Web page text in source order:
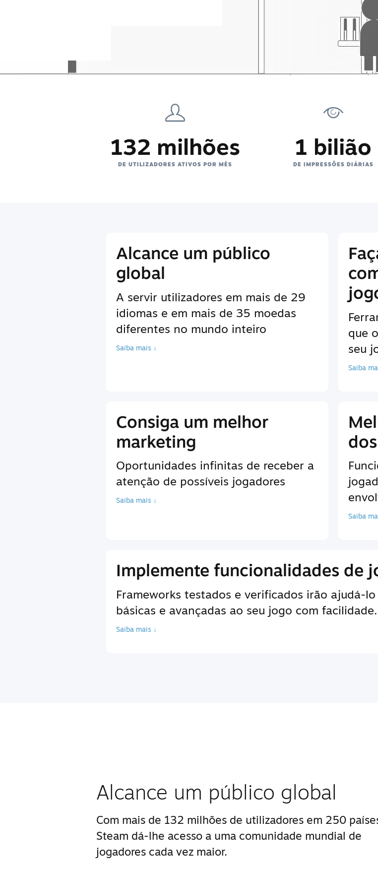
132 milhões
DE UTILIZADORES ATIVOS POR MÊS
1 bilião
DE IMPRESSÕES DIÁRIAS
Alcance um público
global
A servir utilizadores em mais de 29
idiomas e em mais de 35 moedas
diferentes no mundo inteiro
Saiba mais ↓
que
seu
Saiba
Consiga um melhor
marketing
Oportunidades infinitas de receber a
atenção de possíveis jogadores
Saiba mais ↓
Saiba
Implemente funcionalidades de
Frameworks testados e verificados irão ajudá-
básicas e avançadas ao seu jogo com facilidade.
Saiba mais ↓
Alcance um público global
Com mais de 132 milhões de utilizadores em 250
Steam dá-lhe acesso a uma comunidade mundial de
jogadores cada vez maior.